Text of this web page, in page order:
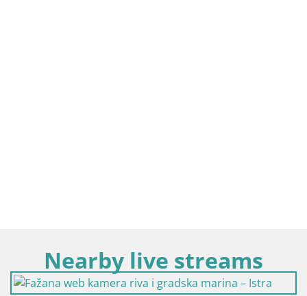
Nearby live streams